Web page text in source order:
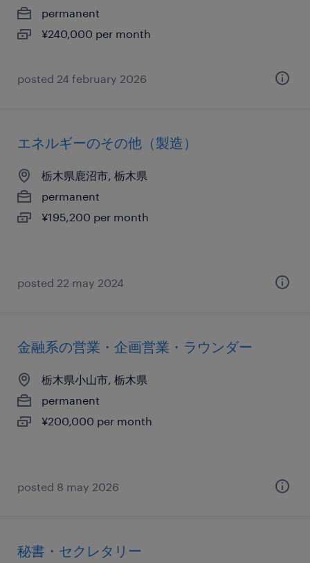
permanent
¥240,000 per month
posted 24 february 2026
エネルギーのその他（製造）
栃木県鹿沼市, 栃木県
permanent
¥195,200 per month
posted 22 may 2024
金融系の営業・企画営業・ラウンダー
栃木県小山市, 栃木県
permanent
¥200,000 per month
posted 8 may 2026
秘書・セクレタリー